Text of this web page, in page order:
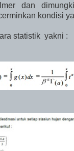
dan
kondisi
statistik yakni :